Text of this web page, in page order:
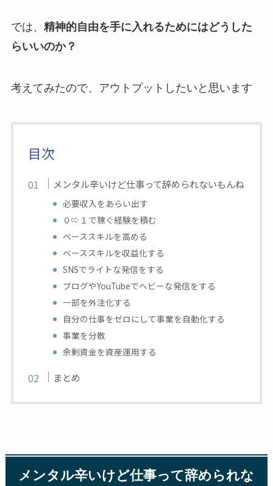
では、 精神的自由を手に入れるためにはどうした
らいいのか？
考えてみたので、アウトプットしたいと思います
目次
メンタル辛いけど仕事って辞められないもんね
必要収入をあらい出す
０⇨１で稼ぐ経験を積む
ベーススキルを高める
ベーススキルを収益化する
SNSでライトな発信をする
ブログやYouTubeでヘビーな発信をする
一部を外注化する
自分の仕事をゼロにして事業を自動化する
事業を分散
余剰資金を資産運用する
まとめ
メンタル辛いけど仕事って辞められな